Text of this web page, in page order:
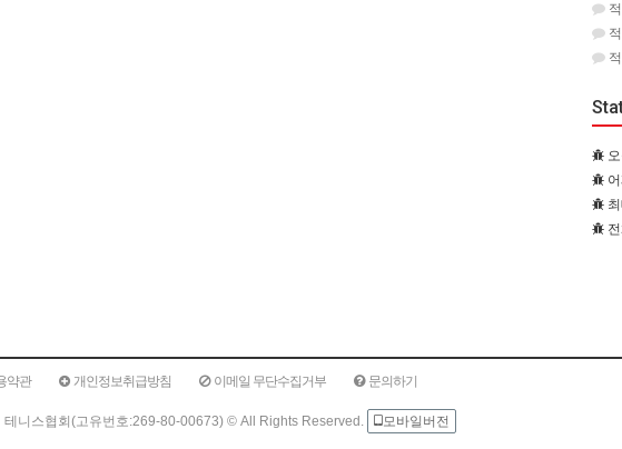
약관 개인정보취급방침 이메일 무단수집거부 문의하기
테니스협회(고유번호:269-80-00673) © All Rights Reserved. 모바일버전